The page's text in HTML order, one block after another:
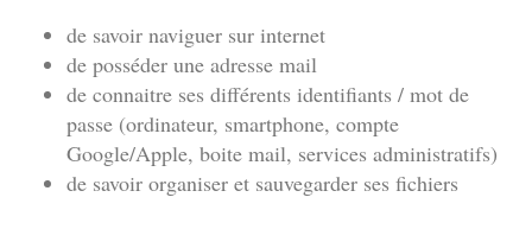
de savoir naviguer sur internet
de posséder une adresse mail
de connaitre ses différents identifiants / mot de
passe (ordinateur, smartphone, compte
Google/Apple, boite mail, services administratifs)
de savoir organiser et sauvegarder ses fichiers